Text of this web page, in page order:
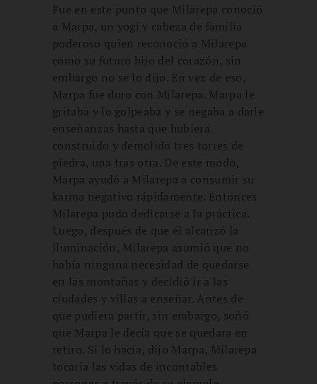
Fue en este punto que Milarepa conoció
a Marpa, un yogi y cabeza de familia
poderoso quien reconoció a Milarepa
como su futuro hijo del corazón, sin
embargo no se lo dijo. En vez de eso,
Marpa fue duro con Milarepa. Marpa le
gritaba y lo golpeaba y se negaba a darle
enseñanzas hasta que hubiera
construido y demolido tres torres de
piedra, una tras otra. De este modo,
Marpa ayudó a Milarepa a consumir su
karma negativo rápidamente. Entonces
Milarepa pudo dedicarse a la práctica.
Luego, después de que él alcanzó la
iluminación, Milarepa asumió que no
había ninguna necesidad de quedarse
en las montañas y decidió ir a las
ciudades y villas a enseñar. Antes de
que pudiera partir, sin embargo, soñó
que Marpa le decía que se quedara en
retiro. Si lo hacía, dijo Marpa, Milarepa
tocaría las vidas de incontables